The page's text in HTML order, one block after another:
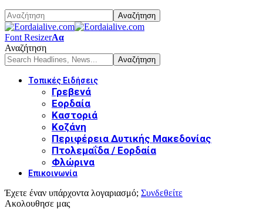
Font ResizerΑα
Αναζήτηση
Τοπικές Ειδήσεις
Γρεβενά
Εορδαία
Καστοριά
Κοζάνη
Περιφέρεια Δυτικής Μακεδονίας
Πτολεμαΐδα / Εορδαία
Φλώρινα
Επικοινωνία
Έχετε έναν υπάρχοντα λογαριασμό; Συνδεθείτε
Ακολουθησε μας